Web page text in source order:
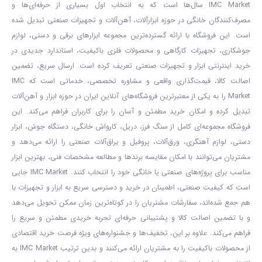
بدنه مقاوم؛ مناسب شرایط سخت کاری
بدنه این ماسک از پلاستیک مهندسی‌شده و مقاوم ساخته شده و توانایی
کار در بازه دمایی
را دارد. مقاومت بالا در برابر
ضربه، حرارت و شرایط محیطی مختلف، ماسک ۸۲۰۵ را به گزینه‌ای قابل
اعتماد برای استفاده در کارگاه‌ها، کارخانه‌ها و پروژه‌های فضای باز تبدیل
می‌کند.
سازگار با انواع روش‌های جوشکاری
ماسک جوشکاری اتوماتیک آروا مدل ۸۲۰۵ برای فرآیندهای مختلف
جوشکاری
MIG، TIG، MMA و جوشکاری دستی
کاملاً مناسب است.
سیستمFIX Delay در این محصول موجب واکنش دقیق لنز در برابر تغییر
شدت نور جوش شده و از خستگی چشم در استفاده‌های مداوم جلوگیری
می‌کند.
انتخابی ایده‌آل برای چه کسانی؟
IMC Market سال‌ها است که به انتخاب اول بسیاری از حرفه‌ای‌ها و
مصرف‌کنندگان خانگی در حوزه ابزارآلات، آهن‌آلات و تجهیزات صنعتی تبدیل شده
است. این فروشگاه با ارائه گسترده‌ترین مجموعه ابزارهای برقی و دستی، لوازم
جوشکاری، تجهیزات کارگاهی و محصولات فلزی باکیفیت، استاندارد جدیدی در
خرید اینترنتی ابزار و تجهیزات صنعتی تعریف کرده است. ارسال سریع، تضمین
اصالت کالا، قیمت‌گذاری واقعی و مشاوره تخصصی، خدماتی است که IMC
Market را به یکی از معتبرترین فروشگاه‌های آنلاین ایران در حوزه ابزار و آهن‌آلات
تبدیل کرده و امکان خرید مطمئن و آسان را برای کاربران فراهم می‌کند. این
فروشگاه مجموعه‌ای کامل از سنگ فرز، دریل، کارواش خانگی، دستگاه جوش، ابزار
دستی، لوازم آهنگری، ورق‌آلات، پروفیل و یراق‌آلات صنعتی را ارائه می‌دهد و
مشتریان می‌توانند با امکان مقایسه برندها و مطالعه مشخصات فنی، بهترین ابزار
مناسب برای پروژه‌های صنعتی یا خانگی خود را انتخاب کنند. IMC Market جایی
است که کیفیت صنعتی، اطمینان در خرید و دسترسی سریع به ابزار و تجهیزات با
هم جمع شده‌اند، سفارشات مشتریان را در کوتاه‌ترین زمان ممکن تحویل می‌دهد
و با تضمین اصالت کالا و پشتیبانی حرفه‌ای تجربه خریدی مطمئن و سریع را
فراهم می‌کند. علاوه بر این، تخفیف‌ها و جشنواره‌های ویژه فرصت خرید اقتصادی
از محصولات باکیفیت را به مشتریان ارائه می‌کنند و بدین ترتیب IMC Market به